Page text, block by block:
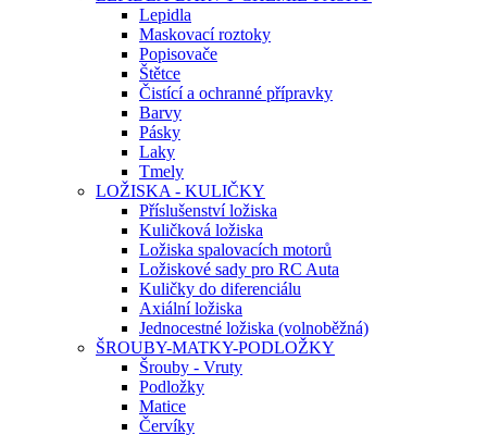
Lepidla
Maskovací roztoky
Popisovače
Štětce
Čistící a ochranné přípravky
Barvy
Pásky
Laky
Tmely
LOŽISKA - KULIČKY
Příslušenství ložiska
Kuličková ložiska
Ložiska spalovacích motorů
Ložiskové sady pro RC Auta
Kuličky do diferenciálu
Axiální ložiska
Jednocestné ložiska (volnoběžná)
ŠROUBY-MATKY-PODLOŽKY
Šrouby - Vruty
Podložky
Matice
Červíky